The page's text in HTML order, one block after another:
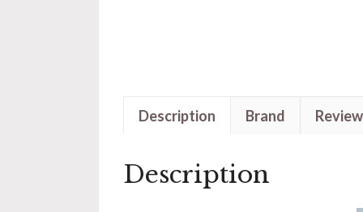
Description Brand
Description